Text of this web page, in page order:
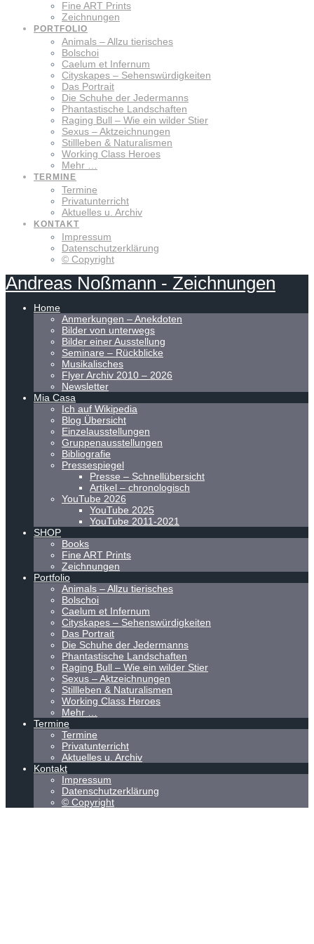
Fine ART Prints
Zeichnungen
PORTFOLIO
Animals – Allzu tierisches
Bolschoi
Caelum et Infernum
Cityskapes – Sehenswürdigkeiten
Das Portrait
Die Schuhe der Jedermanns
Phantastische Landschaften
Raging Bull – Wie ein wilder Stier
Sexus – Aktzeichnungen
Stillleben & Naturalismen
Working Class Heroes
Mehr …
TERMINE
Termine
Privatunterricht
Aktuelles u. Archiv
KONTAKT
Impressum
Datenschutzerklärung
© Copyright
Andreas Noßmann - Zeichnungen
Home
Anmerkungen – Anekdoten
Bilder von unterwegs
Bilder einer Ausstellung
Seminare – Rückblicke
Musikalisches
Flyer Archiv 2010 – 2026
Newsletter
Mia Casa
Ich auf Wikipedia
Blog Übersicht
Einzelausstellungen
Gruppenausstellungen
Bibliografie
Pressespiegel
Presse – Schnellübersicht
Artikel – chronologisch
YouTube 2026
YouTube 2025
YouTube 2011-2021
SHOP
Books
Fine ART Prints
Zeichnungen
Portfolio
Animals – Allzu tierisches
Bolschoi
Caelum et Infernum
Cityskapes – Sehenswürdigkeiten
Das Portrait
Die Schuhe der Jedermanns
Phantastische Landschaften
Raging Bull – Wie ein wilder Stier
Sexus – Aktzeichnungen
Stillleben & Naturalismen
Working Class Heroes
Mehr …
Termine
Termine
Privatunterricht
Aktuelles u. Archiv
Kontakt
Impressum
Datenschutzerklärung
© Copyright